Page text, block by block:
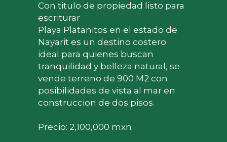
Con titulo de propiedad listo para
escriturar
Playa Platanitos en el estado de
Nayarit es un destino costero
ideal para quienes buscan
tranquilidad y belleza natural, se
vende terreno de 900 M2 con
posibilidades de vista al mar en
construccion de dos pisos.
Precio: 2,100,000 mxn